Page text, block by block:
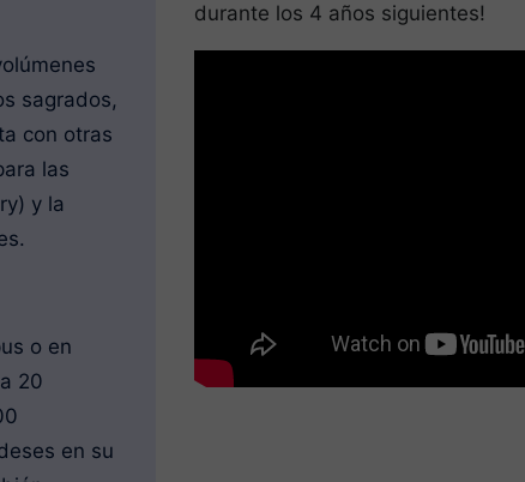
sagrados,
con otras
las
y la
o en
20
en su
durante los 4 años siguientes!